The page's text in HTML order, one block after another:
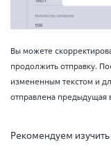
Вы можете
продолжить отправку.
измененным текстом и
отправлена предыдущая
Рекомендуем изучить